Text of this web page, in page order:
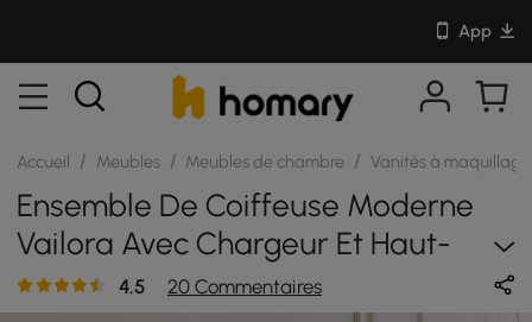
App
Accueil / Meubles / Meubles de chambre / Vanités à maquillage
Ensemble De Coiffeuse Moderne
Vailora Avec Chargeur Et Haut-
Parleurs Bluetooth
4.5 20 Commentaires